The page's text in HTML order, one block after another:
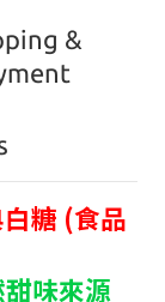
&
糖 (食品
味來源